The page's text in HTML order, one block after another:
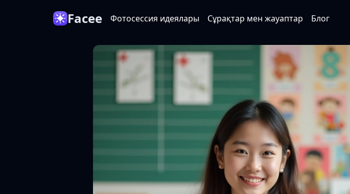
Facee Фотосессия идеялары Сұрақтар мен жауаптар Блог